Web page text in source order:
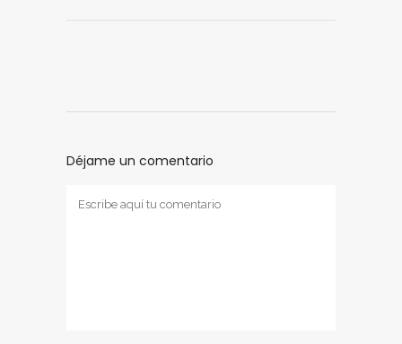
Déjame un comentario